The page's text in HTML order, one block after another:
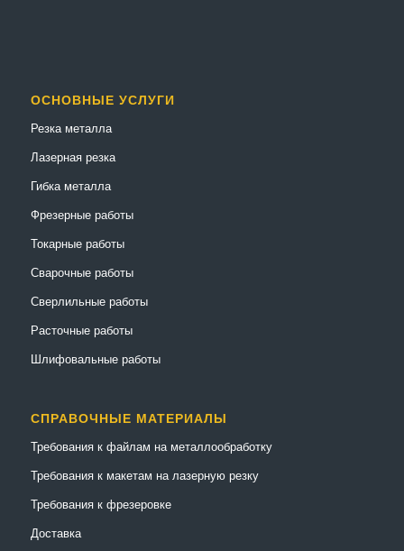
ОСНОВНЫЕ УСЛУГИ
Резка металла
Лазерная резка
Гибка металла
Фрезерные работы
Токарные работы
Сварочные работы
Сверлильные работы
Расточные работы
Шлифовальные работы
СПРАВОЧНЫЕ МАТЕРИАЛЫ
Требования к файлам на металлообработку
Требования к макетам на лазерную резку
Требования к фрезеровке
Доставка